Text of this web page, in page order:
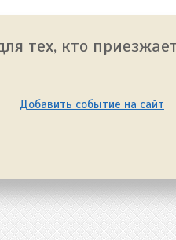
тех, кто
Добавить событие на сайт